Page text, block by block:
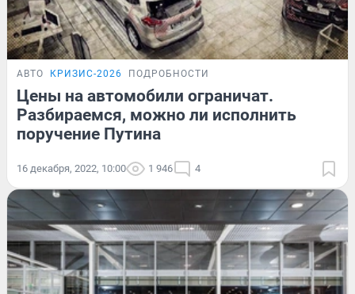
АВТО КРИЗИС-2026 ПОДРОБНОСТИ
Цены на автомобили ограничат.
Разбираемся, можно ли исполнить
поручение Путина
16 декабря, 2022, 10:00 1 946 4